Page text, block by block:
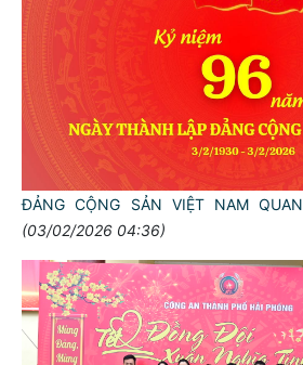
ĐẢNG CỘNG SẢN VIỆT NAM
(03/02/2026 04:36)